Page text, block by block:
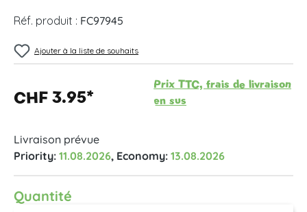
Réf. produit : FC97945
Ajouter à la liste de souhaits
CHF 3.95*
Prix TTC, frais de livraison
en sus
Livraison prévue
Priority: 11.08.2026, Economy: 13.08.2026
Quantité